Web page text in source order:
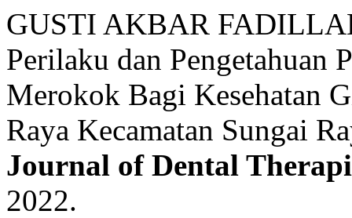
GUSTI AKBAR
Perilaku dan Pengetahuan
Merokok Bagi Kesehatan
Raya Kecamatan Sungai
Journal of Dental
2022.